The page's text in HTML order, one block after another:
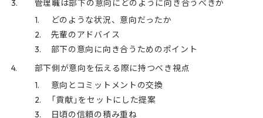
管理職は部下の意向にどのように向き合うべきか
どのような状況、意向だったか
先輩のアドバイス
部下の意向に向き合うためのポイント
部下側が意向を伝える際に持つべき視点
意向とコミットメントの交換
「貢献」をセットにした提案
日頃の信頼の積み重ね